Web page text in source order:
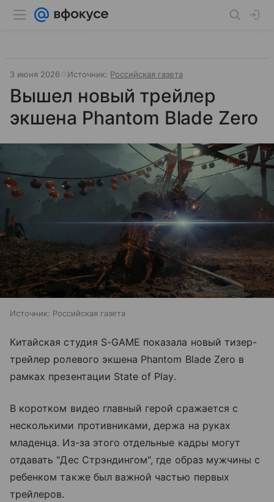
3 июня 2026 Источник: Российская газета
Вышел новый трейлер
экшена Phantom Blade Zero
Источник: Российская газета
Китайская студия S-GAME показала новый тизер-
трейлер ролевого экшена Phantom Blade Zero в
рамках презентации State of Play.
В коротком видео главный герой сражается с
несколькими противниками, держа на руках
младенца. Из-за этого отдельные кадры могут
отдавать "Дес Стрэндингом", где образ мужчины с
ребенком также был важной частью первых
трейлеров.